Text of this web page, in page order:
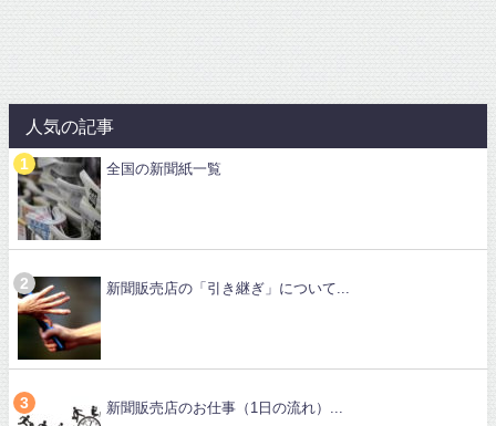
人気の記事
全国の新聞紙一覧
新聞販売店の「引き継ぎ」について...
新聞販売店のお仕事（1日の流れ）...